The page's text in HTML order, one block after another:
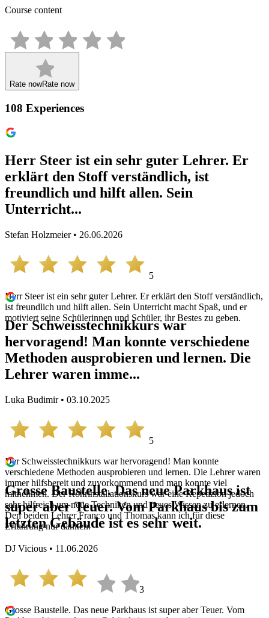
Course content
Rate nowRate now
108 Experiences
Herr Steer ist ein sehr guter Lehrer. Er
erklärt den Stoff verständlich, ist
freundlich und hilft allen. Sein
Unterricht...
Stefan Holzmeier • 26.06.2026
5
Herr Steer ist ein sehr guter Lehrer. Er erklärt den Stoff verständlich,
ist freundlich und hilft allen. Sein Unterricht macht Spaß, und er
motiviert seine Schülerinnen und Schüler, ihr Bestes zu geben.
Der Schweisstechnikkurs war
hervoragend! Man konnte verschiedene
Methoden ausprobieren und lernen. Die
Lehrer waren imme...
Luka Budimir • 03.10.2025
5
Der Schweisstechnikkurs war hervoragend! Man konnte
verschiedene Methoden ausprobieren und lernen. Die Lehrer waren
immer hilfsbereit und zuvorkommend und man konnte viel
mitnehmen. Der Rohrinstallationskurs war eine Repetizion jedoch
sehr hilfreich um neue Techniken und neues Wissen zu erlernen.
Den beiden Lehrer Franco und Thomas kann ich für diese
Erfahrung nur danken.
Grosse Baustelle. Das neue Parkhaus ist
super aber Teuer. Vom Parkhaus bis zum
letzten Gebäude ist es sehr weit.
DJ Vicious • 11.06.2026
3
Grosse Baustelle. Das neue Parkhaus ist super aber Teuer. Vom